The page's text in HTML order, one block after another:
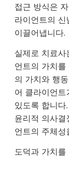
접근 방식은
라이언트의
이끌어냅니다.
실제로 치료
언트의 가치
의 가치와 행
어 클라이언
있도록 합니다
윤리적 의사
언트의 주체
도덕과 가치